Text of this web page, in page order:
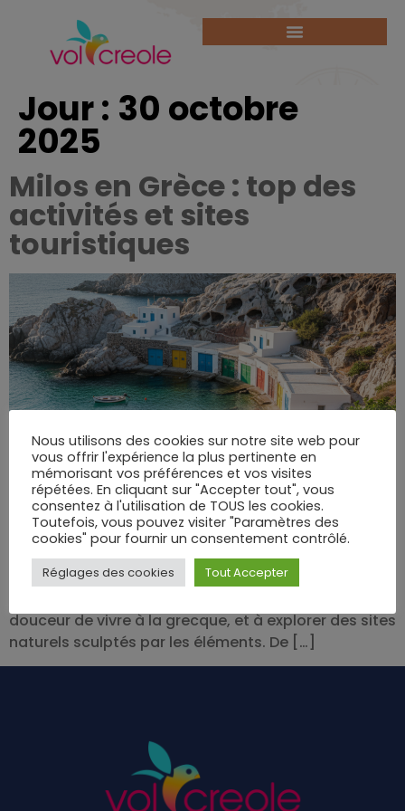
Jour : 30 octobre
2025
Milos en Grèce : top des
activités et sites
touristiques
À l’ouest de l’archipel des Cyclades, Milos se dévoile
entre mystère volcanique, villages éclatants de
blancheur et plages invraisemblables. L’île n’est pas
seulement le théâtre d’un paysage saisissant : elle
douceur de vivre à la grecque, et à explorer des sites
naturels sculptés par les éléments. De […]
Nous utilisons des cookies sur notre site web pour
vous offrir l'expérience la plus pertinente en
mémorisant vos préférences et vos visites
répétées. En cliquant sur "Accepter tout", vous
consentez à l'utilisation de TOUS les cookies.
Toutefois, vous pouvez visiter "Paramètres des
cookies" pour fournir un consentement contrôlé.
Réglages des cookies Tout Accepter